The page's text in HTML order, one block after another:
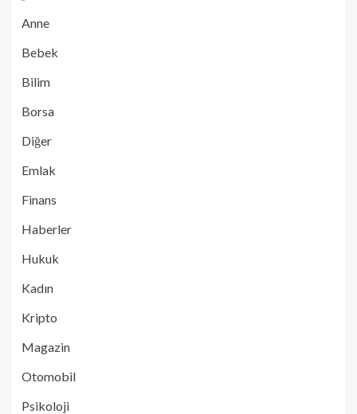
Anne
Bebek
Bilim
Borsa
Diğer
Emlak
Finans
Haberler
Hukuk
Kadın
Kripto
Magazin
Otomobil
Psikoloji